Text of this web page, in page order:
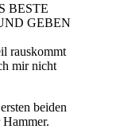
BESTE
GEBEN
rauskommt
mir nicht
beiden